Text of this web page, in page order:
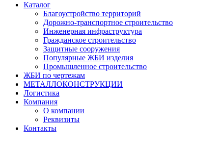
Каталог
Благоустройство территорий
Дорожно-транспортное строительство
Инженерная инфраструктура
Гражданское строительство
Защитные сооружения
Популярные ЖБИ изделия
Промышленное строительство
ЖБИ по чертежам
МЕТАЛЛОКОНСТРУКЦИИ
Логистика
Компания
О компании
Реквизиты
Контакты